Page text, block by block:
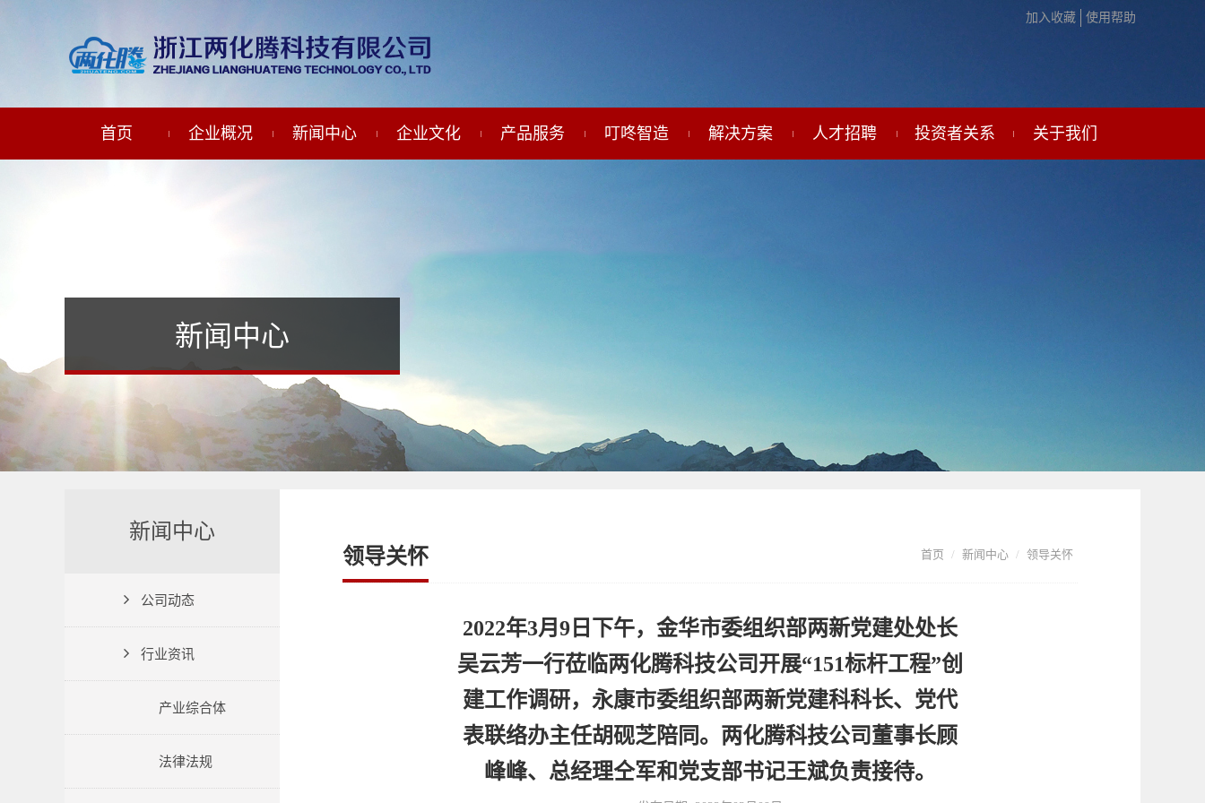
使用帮助
加入收藏
首页 企业概况 新闻中心 企业文化 产品服务 叮咚智造 解决方案 人才招聘 投资者关系 关于我们
新闻中心
新闻中心
公司动态
行业资讯
产业综合体
法律法规
领导关怀 首页 新闻中心 领导关怀
2022年3月9日下午，金华市委组织部两新党建处处长
吴云芳一行莅临两化腾科技公司开展“151标杆工程”创
建工作调研，永康市委组织部两新党建科科长、党代
表联络办主任胡砚芝陪同。两化腾科技公司董事长顾
峰峰、总经理仝军和党支部书记王斌负责接待。